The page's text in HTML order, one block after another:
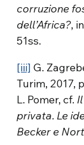
corruzione
dell’Africa?, in
51ss.
[iii] G.
Turim, 2017,
L. Pomer, cf.
privata. Le
Becker e